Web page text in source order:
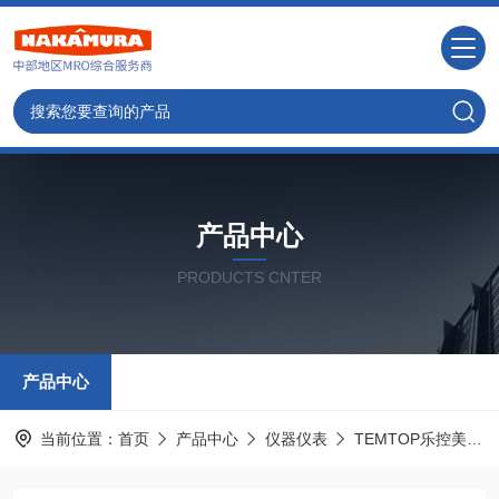
产品中心
PRODUCTS CNTER
产品中心
当前位置： 首页 产品中心 仪器仪表 TEMTOP乐控美国